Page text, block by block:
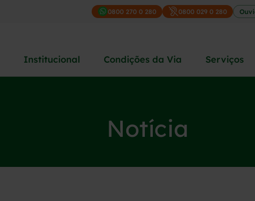
0800 270 0 280 0800 029 0 280
Institucional Condições da Via Serviços
Notícia